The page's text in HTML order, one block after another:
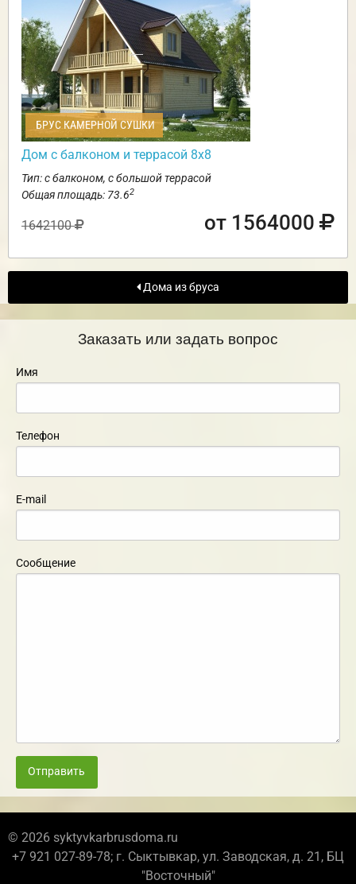
БРУС КАМЕРНОЙ СУШКИ
Дом с балконом и террасой 8х8
Тип: с балконом, с большой террасой
Общая площадь: 73.62
1642100 от 1564000
Дома из бруса
Заказать или задать вопрос
Имя
Телефон
E-mail
Сообщение
Отправить
© 2026 syktyvkarbrusdoma.ru
+7 921 027-89-78; г. Сыктывкар, ул. Заводская, д. 21, БЦ
"Восточный"